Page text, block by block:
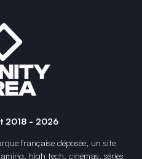
2018 - 2026
française déposée, un site
high tech, cinémas, séries